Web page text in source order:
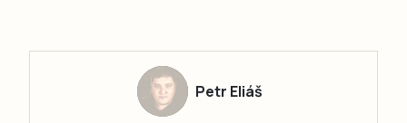
Petr Eliáš